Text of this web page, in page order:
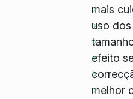
mais
uso
efeito
melhor